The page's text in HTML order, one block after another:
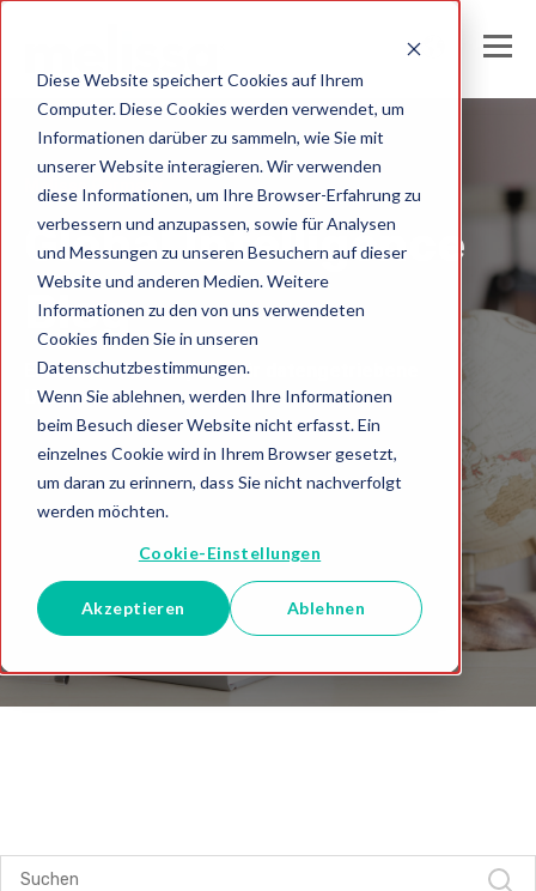
Diese Website speichert Cookies auf Ihrem
Computer. Diese Cookies werden verwendet, um
Informationen darüber zu sammeln, wie Sie mit
unserer Website interagieren. Wir verwenden
diese Informationen, um Ihre Browser-Erfahrung zu
verbessern und anzupassen, sowie für Analysen
und Messungen zu unseren Besuchern auf dieser
Website und anderen Medien. Weitere
Informationen zu den von uns verwendeten
Cookies finden Sie in unseren
Datenschutzbestimmungen.
Wenn Sie ablehnen, werden Ihre Informationen
beim Besuch dieser Website nicht erfasst. Ein
einzelnes Cookie wird in Ihrem Browser gesetzt,
um daran zu erinnern, dass Sie nicht nachverfolgt
werden möchten.
Cookie-Einstellungen
Akzeptieren Ablehnen
Melissa Germany
Global Intelligence
Blog
Einblicke und Analysen für datengetriebene
Unternehmen